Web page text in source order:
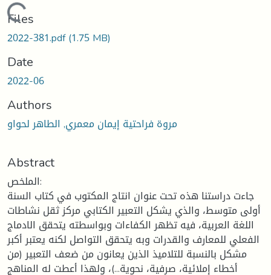
Loading...
Files
2022-381.pdf(1.75 MB)
Date
2022-06
Authors
مروة فراحتية إيمان معمري, الطاهر لحواو
Abstract
الملخص:
جاءت دراستنا هذه تحت عنوان انتاج المكتوب في كتاب السنة
أولى متوسط، والذي يشكل التعبير الكتابي مركز ثقل نشاطات
اللغة العربية، فيه تظهر الكفاءات وبواسطته يتحقق الادماج
الفعلي للمعارف والقدرات وبه يتحقق التواصل لكنه يعتبر أكبر
مشكل بالنسبة للتلاميذ الذين يعانون من ضعف التعبير (من
أخطاء إملائية، صرفية، نحوية...)، ولهذا أعطت له المناهج